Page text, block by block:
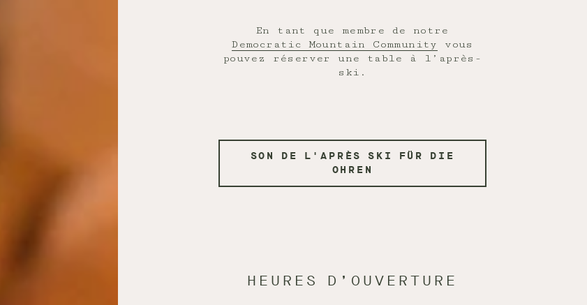
En tant que membre de notre
Democratic Mountain Community
vous
pouvez réserver une table à l’après-
ski.
SON DE L'APRÈS SKI FÜR DIE
OHREN
HEURES D’OUVERTURE